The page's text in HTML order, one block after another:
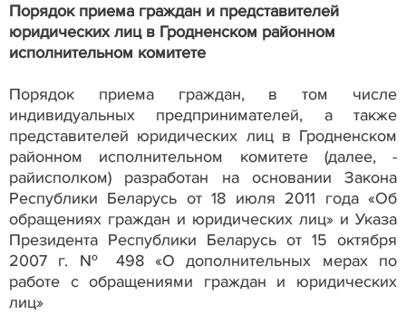
Порядок приема граждан и представителей
юридических лиц в Гродненском районном
исполнительном комитете
Порядок приема граждан, в том числе
индивидуальных предпринимателей, а также
представителей юридических лиц в Гродненском
районном исполнительном комитете (далее, -
райисполком) разработан на основании Закона
Республики Беларусь от 18 июля 2011 года «Об
обращениях граждан и юридических лиц» и Указа
Президента Республики Беларусь от 15 октября
2007 г. № 498 «О дополнительных мерах по
работе с обращениями граждан и юридических
лиц»